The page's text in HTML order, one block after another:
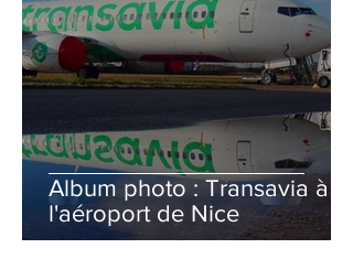
Album photo : Transavia à
l'aéroport de Nice